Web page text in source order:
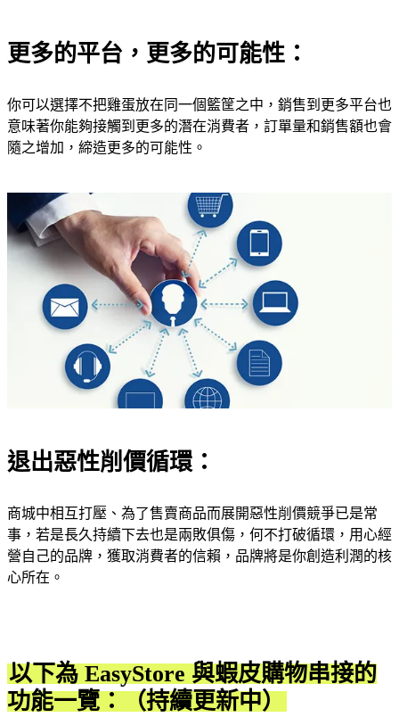
更多的平台，更多的可能性：
你可以選擇不把雞蛋放在同一個籃筐之中，銷售到更多平台也
意味著你能夠接觸到更多的潛在消費者，訂單量和銷售額也會
隨之增加，締造更多的可能性。
退出惡性削價循環：
商城中相互打壓、為了售賣商品而展開惡性削價競爭已是常
事，若是長久持續下去也是兩敗俱傷，何不打破循環，用心經
營自己的品牌，獲取消費者的信賴，品牌將是你創造利潤的核
心所在。
以下為 EasyStore 與蝦皮購物串接的
功能一覽：（持續更新中）